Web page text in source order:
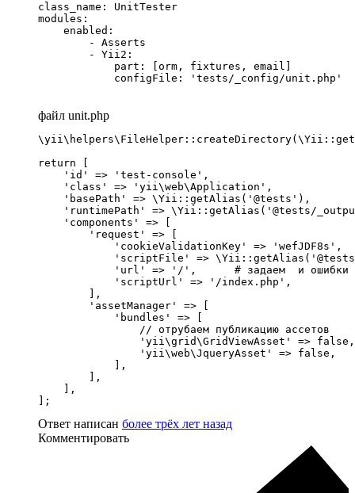
class_name: UnitTester
modules:
    enabled:
        - Asserts
        - Yii2:
            part: [orm, fixtures, email]
            configFile: 'tests/_config/unit.php'
файл unit.php
return [
    'id' => 'test-console',
    'class' => 'yii\web\Application',
    'basePath' => \Yii::getAlias('@tests'),
'runtimePath' => \Yii::getAlias('@tests/
    'components' => [
        'request' => [
            'cookieValidationKey' => 'wefJDF8s',
'scriptFile' =>
'url' => '/',      # задаем  и ошибки
            'scriptUrl' => '/index.php',
        ],
        'assetManager' => [
            'bundles' => [
                // отрубаем публикацию ассетов
                'yii\grid\GridViewAsset' => false,
                'yii\web\JqueryAsset' => false,
            ],
        ],
    ],
];
Ответ написан более трёх лет назад
Комментировать